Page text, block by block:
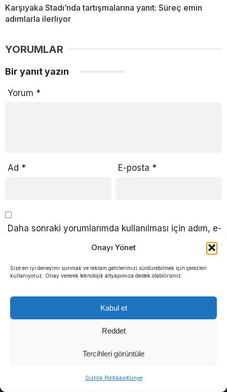
Onayı Yönet
Size en iyi deneyimi sunmak ve reklam gelirlerimizi sürdürebilmek için çerezleri
kullanıyoruz. Onay vererek teknolojik altyapımıza destek olabilirsiniz.
Kabul et
Reddet
Tercihleri görüntüle
Gizlilik PolitikasıKünye
Karşıyaka Stadı’nda tartışmalarına yanıt: Süreç emin
adımlarla ilerliyor
YORUMLAR
Bir yanıt yazın
Yorum *
Ad * E-posta *
Daha sonraki yorumlarımda kullanılması için adım, e-